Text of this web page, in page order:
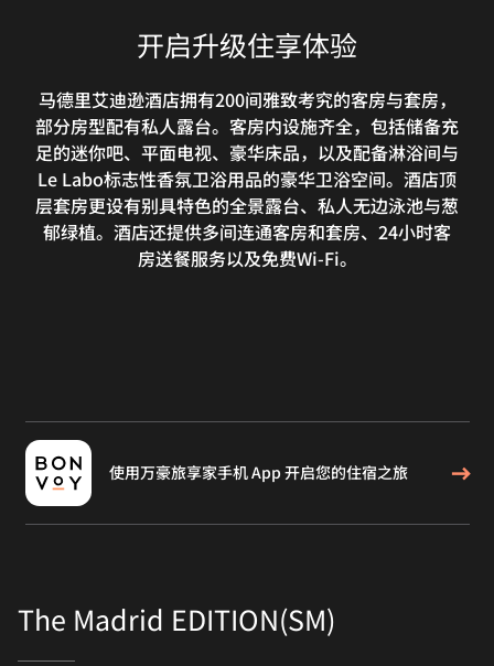
开启升级住享体验
马德里艾迪逊酒店拥有200间雅致考究的客房与套房，
部分房型配有私人露台。客房内设施齐全，包括储备充
足的迷你吧、平面电视、豪华床品，以及配备淋浴间与
Le Labo标志性香氛卫浴用品的豪华卫浴空间。酒店顶
层套房更设有别具特色的全景露台、私人无边泳池与葱
郁绿植。酒店还提供多间连通客房和套房、24小时客
房送餐服务以及免费Wi-Fi。
使用万豪旅享家手机 App 开启您的住宿之旅
The Madrid EDITION(SM)